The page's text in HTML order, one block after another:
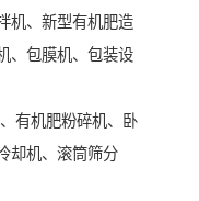
机、新型有机肥造
、包膜机、包装设
有机肥粉碎机、卧
却机、滚筒筛分